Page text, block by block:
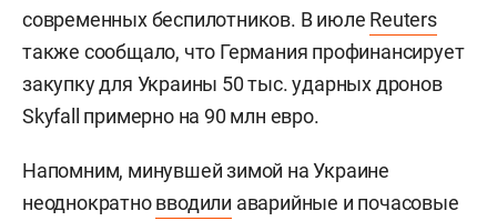
современных беспилотников. В июле Reuters
также сообщало, что Германия профинансирует
закупку для Украины 50 тыс. ударных дронов
Skyfall примерно на 90 млн евро.
Напомним, минувшей зимой на Украине
неоднократновводили аварийные и почасовые